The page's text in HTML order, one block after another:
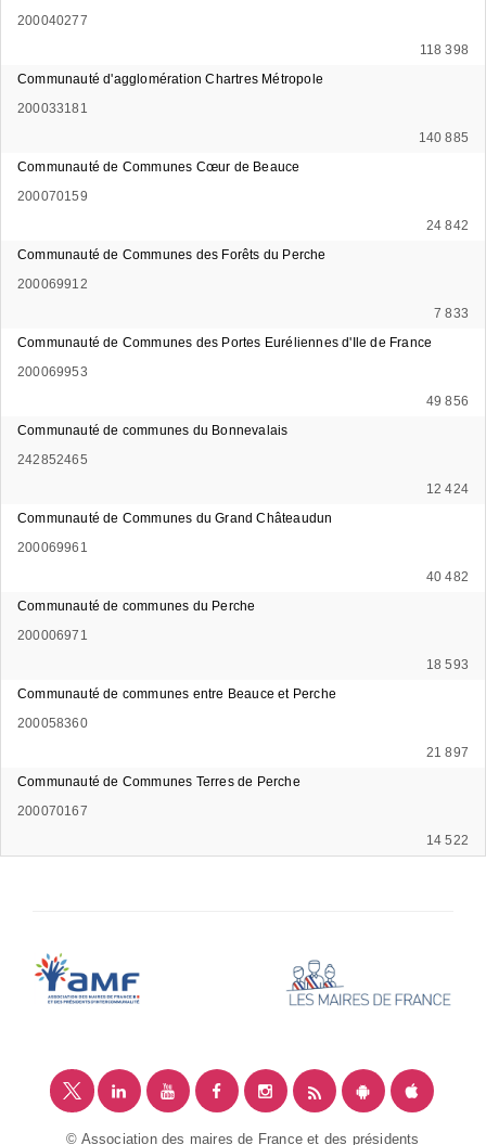
200040277
118 398
Communauté d'agglomération Chartres Métropole
200033181
140 885
Communauté de Communes Cœur de Beauce
200070159
24 842
Communauté de Communes des Forêts du Perche
200069912
7 833
Communauté de Communes des Portes Euréliennes d'Ile de France
200069953
49 856
Communauté de communes du Bonnevalais
242852465
12 424
Communauté de Communes du Grand Châteaudun
200069961
40 482
Communauté de communes du Perche
200006971
18 593
Communauté de communes entre Beauce et Perche
200058360
21 897
Communauté de Communes Terres de Perche
200070167
14 522
© Association des maires de France et des présidents